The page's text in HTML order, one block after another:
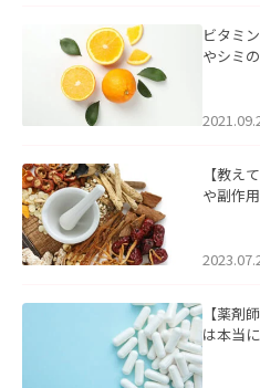
ビタミ
やシミ
【教え
や副作
【薬剤
は本当